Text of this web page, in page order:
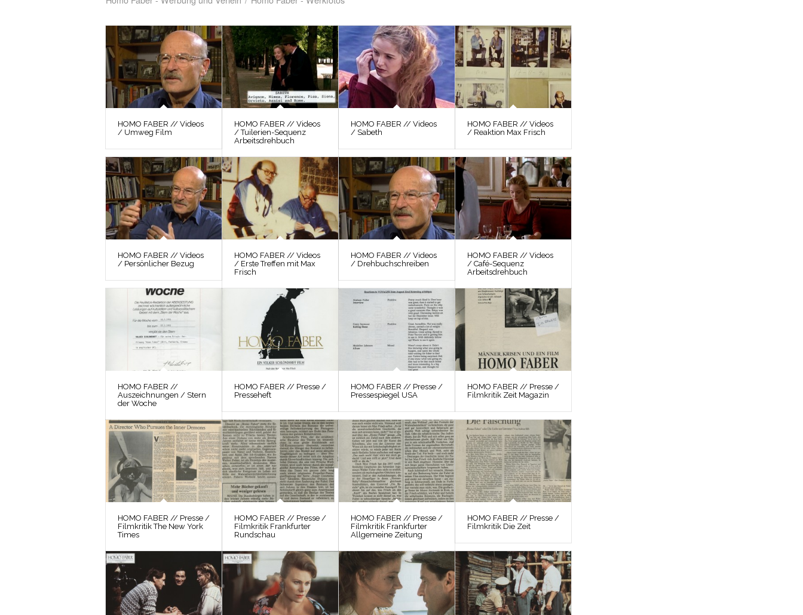
HOMO FABER // Videos
/ Umweg Film
HOMO FABER // Videos
/ Tuilerien-Sequenz
Arbeitsdrehbuch
HOMO FABER // Videos
/ Sabeth
HOMO FABER // Videos
/ Reaktion Max Frisch
HOMO FABER // Videos
/ Persönlicher Bezug
HOMO FABER // Videos
/ Erste Treffen mit Max
Frisch
HOMO FABER // Videos
/ Drehbuchschreiben
HOMO FABER // Videos
/ Café-Sequenz
Arbeitsdrehbuch
HOMO FABER //
Auszeichnungen / Stern
der Woche
HOMO FABER // Presse /
Presseheft
HOMO FABER // Presse /
Pressespiegel USA
HOMO FABER // Presse /
Filmkritik Zeit Magazin
HOMO FABER // Presse /
Filmkritik The New York
Times
HOMO FABER // Presse /
Filmkritik Frankfurter
Rundschau
HOMO FABER // Presse /
Filmkritik Frankfurter
Allgemeine Zeitung
HOMO FABER // Presse /
Filmkritik Die Zeit